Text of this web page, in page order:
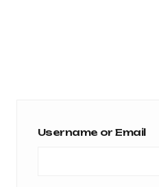
Username or Email